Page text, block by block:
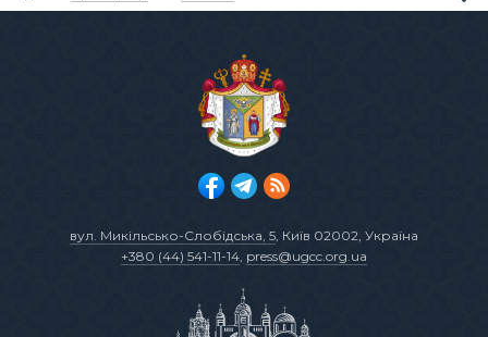
вул. Микільсько-Слобідська, 5, Київ 02002, Україна
+380 (44) 541-11-14, press@ugcc.org.ua